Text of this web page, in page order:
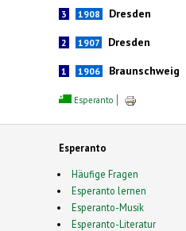
3 1908 Dresden
2 1907 Dresden
1 1906 Braunschweig
Esperanto
Esperanto
Häufige Fragen
Esperanto lernen
Esperanto-Musik
Esperanto-Literatur